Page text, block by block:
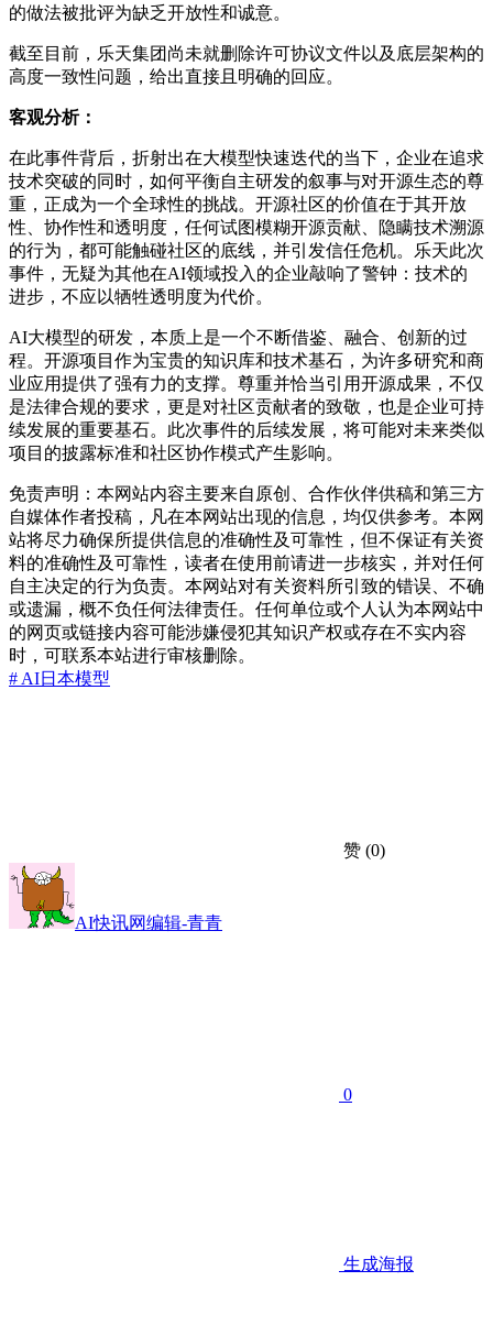
的做法被批评为缺乏开放性和诚意。
截至目前，乐天集团尚未就删除许可协议文件以及底层架构的
高度一致性问题，给出直接且明确的回应。
客观分析：
在此事件背后，折射出在大模型快速迭代的当下，企业在追求
技术突破的同时，如何平衡自主研发的叙事与对开源生态的尊
重，正成为一个全球性的挑战。开源社区的价值在于其开放
性、协作性和透明度，任何试图模糊开源贡献、隐瞒技术溯源
的行为，都可能触碰社区的底线，并引发信任危机。乐天此次
事件，无疑为其他在AI领域投入的企业敲响了警钟：技术的
进步，不应以牺牲透明度为代价。
AI大模型的研发，本质上是一个不断借鉴、融合、创新的过
程。开源项目作为宝贵的知识库和技术基石，为许多研究和商
业应用提供了强有力的支撑。尊重并恰当引用开源成果，不仅
是法律合规的要求，更是对社区贡献者的致敬，也是企业可持
续发展的重要基石。此次事件的后续发展，将可能对未来类似
项目的披露标准和社区协作模式产生影响。
免责声明：本网站内容主要来自原创、合作伙伴供稿和第三方
自媒体作者投稿，凡在本网站出现的信息，均仅供参考。本网
站将尽力确保所提供信息的准确性及可靠性，但不保证有关资
料的准确性及可靠性，读者在使用前请进一步核实，并对任何
自主决定的行为负责。本网站对有关资料所引致的错误、不确
或遗漏，概不负任何法律责任。任何单位或个人认为本网站中
的网页或链接内容可能涉嫌侵犯其知识产权或存在不实内容
时，可联系本站进行审核删除。
# AI日本模型
赞 (0)
AI快讯网编辑-青青
0
生成海报